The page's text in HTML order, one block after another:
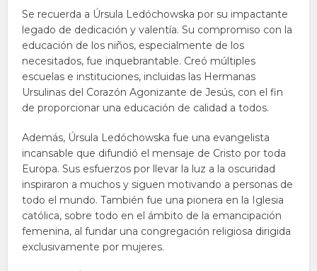
Se recuerda a Úrsula Ledóchowska por su impactante
legado de dedicación y valentía. Su compromiso con la
educación de los niños, especialmente de los
necesitados, fue inquebrantable. Creó múltiples
escuelas e instituciones, incluidas las Hermanas
Ursulinas del Corazón Agonizante de Jesús, con el fin
de proporcionar una educación de calidad a todos.
Además, Úrsula Ledóchowska fue una evangelista
incansable que difundió el mensaje de Cristo por toda
Europa. Sus esfuerzos por llevar la luz a la oscuridad
inspiraron a muchos y siguen motivando a personas de
todo el mundo. También fue una pionera en la Iglesia
católica, sobre todo en el ámbito de la emancipación
femenina, al fundar una congregación religiosa dirigida
exclusivamente por mujeres.